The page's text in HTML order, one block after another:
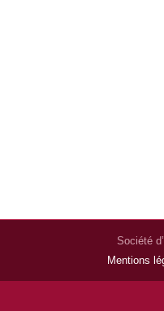
Société
Mentions